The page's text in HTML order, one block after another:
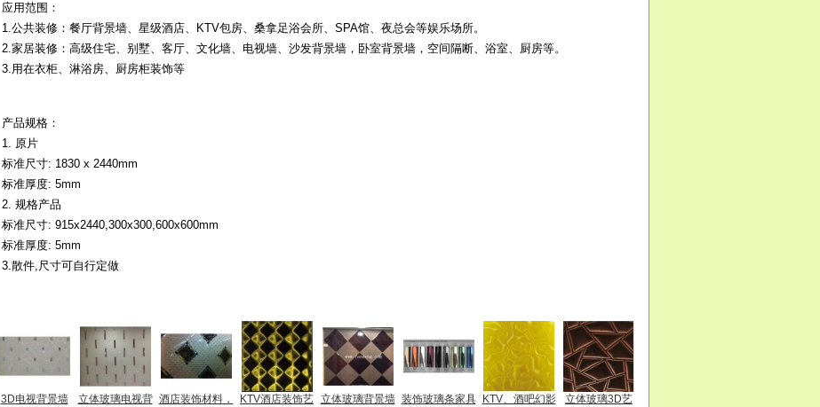
应用范围：
1.公共装修：餐厅背景墙、星级酒店、KTV包房、桑拿足浴会所、SPA馆、夜总会等娱乐场所。
2.家居装修：高级住宅、别墅、客厅、文化墙、电视墙、沙发背景墙，卧室背景墙，空间隔断、浴室、厨房等。
3.用在衣柜、淋浴房、厨房柜装饰等
产品规格：
1. 原片
标准尺寸: 1830 x 2440mm
标准厚度: 5mm
2. 规格产品
标准尺寸: 915x2440,300x300,600x600mm
标准厚度: 5mm
3.散件,尺寸可自行定做
3D电视背景墙
立体玻璃电视背 酒店装饰材料，
KTV酒店装饰艺 立体玻璃背景墙 装饰玻璃条家具
KTV、酒吧幻影
立体玻璃3D艺